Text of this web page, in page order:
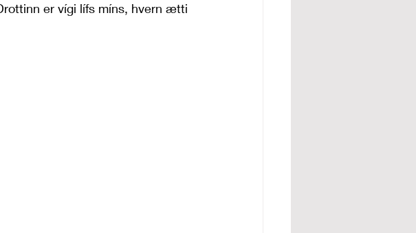
er vígi lífs míns, hvern ætti